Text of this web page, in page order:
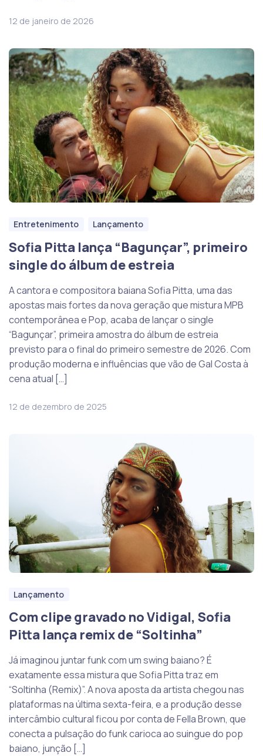
12 de janeiro de 2026
Entretenimento Lançamento
Sofia Pitta lança “Bagunçar”, primeiro
single do álbum de estreia
A cantora e compositora baiana Sofia Pitta, uma das
apostas mais fortes da nova geração que mistura MPB
contemporânea e Pop, acaba de lançar o single
“Bagunçar”, primeira amostra do álbum de estreia
previsto para o final do primeiro semestre de 2026. Com
produção moderna e influências que vão de Gal Costa à
cena atual […]
12 de dezembro de 2025
Lançamento
Com clipe gravado no Vidigal, Sofia
Pitta lança remix de “Soltinha”
Já imaginou juntar funk com um swing baiano? É
exatamente essa mistura que Sofia Pitta traz em
“Soltinha (Remix)”. A nova aposta da artista chegou nas
plataformas na última sexta-feira, e a produção desse
intercâmbio cultural ficou por conta de Fella Brown, que
conecta a pulsação do funk carioca ao suingue do pop
baiano, junção […]